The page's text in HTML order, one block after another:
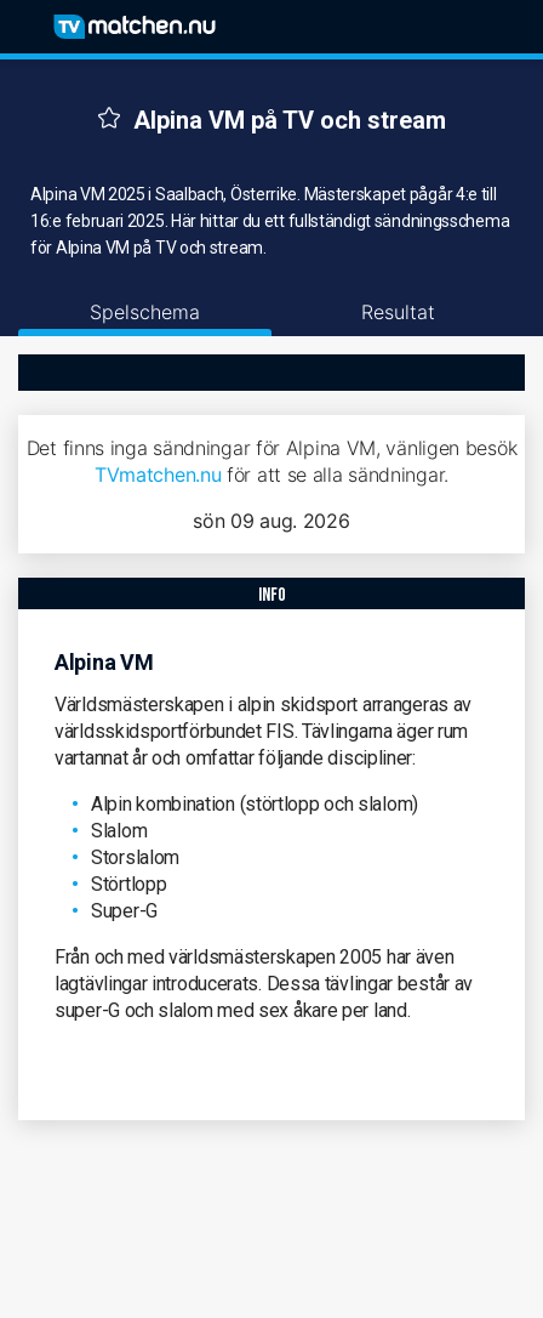
Alpina VM på TV och stream
Alpina VM 2025 i Saalbach, Österrike. Mästerskapet pågår 4:e till
16:e februari 2025. Här hittar du ett fullständigt sändningsschema
för Alpina VM på TV och stream.
Spelschema Resultat
Det finns inga sändningar för Alpina VM, vänligen besök
TVmatchen.nu för att se alla sändningar.
sön 09 aug. 2026
info
Alpina VM
Världsmästerskapen i alpin skidsport arrangeras av
världsskidsportförbundet FIS. Tävlingarna äger rum
vartannat år och omfattar följande discipliner:
Alpin kombination (störtlopp och slalom)
Slalom
Storslalom
Störtlopp
Super-G
Från och med världsmästerskapen 2005 har även
lagtävlingar introducerats. Dessa tävlingar består av
super-G och slalom med sex åkare per land.